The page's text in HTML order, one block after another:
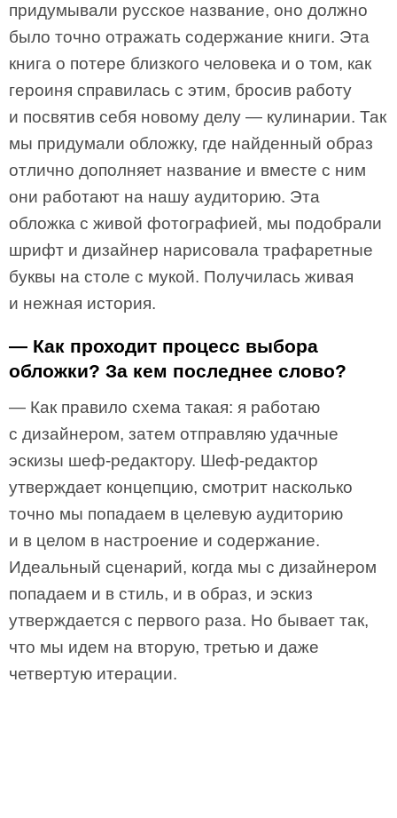
придумывали русское название, оно должно
было точно отражать содержание книги. Эта
книга о потере близкого человека и о том, как
героиня справилась с этим, бросив работу
и посвятив себя новому делу — кулинарии. Так
мы придумали обложку, где найденный образ
отлично дополняет название и вместе с ним
они работают на нашу аудиторию. Эта
обложка с живой фотографией, мы подобрали
шрифт и дизайнер нарисовала трафаретные
буквы на столе с мукой. Получилась живая
и нежная история.
— Как проходит процесс выбора
обложки? За кем последнее слово?
— Как правило схема такая: я работаю
с дизайнером, затем отправляю удачные
эскизы шеф-редактору. Шеф-редактор
утверждает концепцию, смотрит насколько
точно мы попадаем в целевую аудиторию
и в целом в настроение и содержание.
Идеальный сценарий, когда мы с дизайнером
попадаем и в стиль, и в образ, и эскиз
утверждается с первого раза. Но бывает так,
что мы идем на вторую, третью и даже
четвертую итерации.